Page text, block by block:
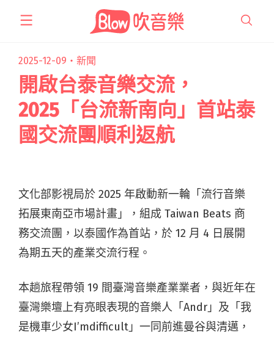
2025-12-09・ 新聞
開啟台泰音樂交流，
2025「台流新南向」首站泰
國交流團順利返航
文化部影視局於 2025 年啟動新一輪「流行音樂
拓展東南亞市場計畫」，組成 Taiwan Beats 商
務交流團，以泰國作為首站，於 12 月 4 日展開
為期五天的產業交流行程。
本趟旅程帶領 19 間臺灣音樂產業業者，與近年在
臺灣樂壇上有亮眼表現的音樂人「Andr」及「我
是機車少女I’mdifficult」一同前進曼谷與清邁，